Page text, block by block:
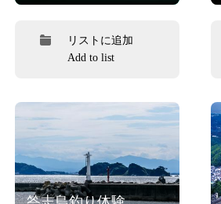
リストに追加
Add to list